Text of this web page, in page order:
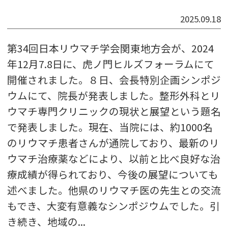
2025.09.18
第34回日本リウマチ学会関東地方会が、2024
年12月7.8日に、虎ノ門ヒルズフォーラムにて
開催されました。８日、会長特別企画シンポジ
ウムにて、院長が発表しました。整形外科とリ
ウマチ専門クリニックの現状と展望という題名
で発表しました。現在、当院には、約1000名
のリウマチ患者さんが通院しており、最新のリ
ウマチ治療薬などにより、以前と比べ良好な治
療成績が得られており、今後の展望についても
述べました。他県のリウマチ医の先生との交流
もでき、大変有意義なシンポジウムでした。引
き続き、地域の...